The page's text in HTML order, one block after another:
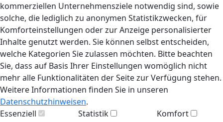
kommerziellen Unternehmensziele notwendig sind, sowie
solche, die lediglich zu anonymen Statistikzwecken, für
Komforteinstellungen oder zur Anzeige personalisierter
Inhalte genutzt werden. Sie können selbst entscheiden,
welche Kategorien Sie zulassen möchten. Bitte beachten
Sie, dass auf Basis Ihrer Einstellungen womöglich nicht
mehr alle Funktionalitäten der Seite zur Verfügung stehen.
Weitere Informationen finden Sie in unseren
Datenschutzhinweisen.
Essenziell
Statistik Komfort